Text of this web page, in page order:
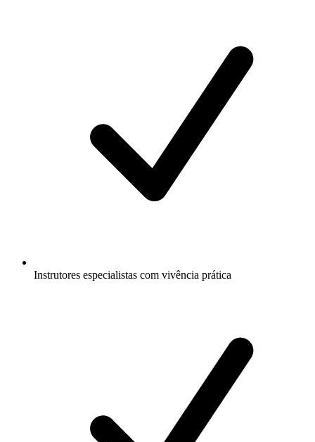
Instrutores especialistas com vivência prática